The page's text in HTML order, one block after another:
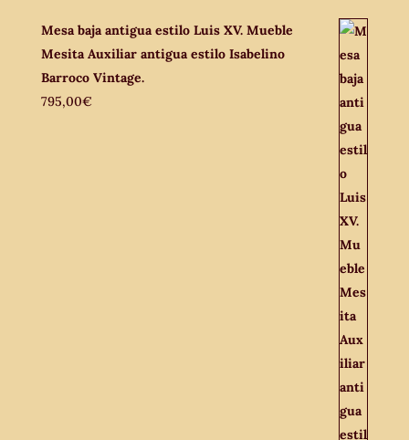
Mesa baja antigua estilo Luis XV. Mueble
Mesita Auxiliar antigua estilo Isabelino
Barroco Vintage.
795,00€